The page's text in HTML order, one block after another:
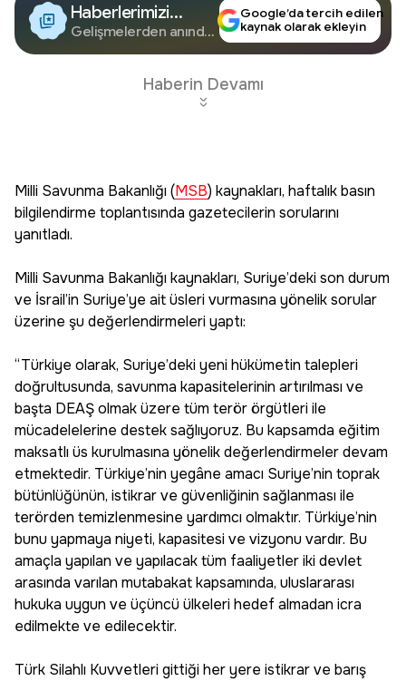
Haberlerimizi
Google'da Takip
Edin
Gelişmelerden anında
Google’da tercih edilen
kaynak olarak ekleyin
Haberin Devamı
Milli Savunma Bakanlığı (MSB) kaynakları, haftalık basın
bilgilendirme toplantısında gazetecilerin sorularını
yanıtladı.
Milli Savunma Bakanlığı kaynakları, Suriye’deki son durum
ve İsrail’in Suriye’ye ait üsleri vurmasına yönelik sorular
üzerine şu değerlendirmeleri yaptı:
“Türkiye olarak, Suriye’deki yeni hükümetin talepleri
doğrultusunda, savunma kapasitelerinin artırılması ve
başta DEAŞ olmak üzere tüm terör örgütleri ile
mücadelelerine destek sağlıyoruz. Bu kapsamda eğitim
maksatlı üs kurulmasına yönelik değerlendirmeler devam
etmektedir. Türkiye’nin yegâne amacı Suriye’nin toprak
bütünlüğünün, istikrar ve güvenliğinin sağlanması ile
terörden temizlenmesine yardımcı olmaktır. Türkiye’nin
bunu yapmaya niyeti, kapasitesi ve vizyonu vardır. Bu
amaçla yapılan ve yapılacak tüm faaliyetler iki devlet
arasında varılan mutabakat kapsamında, uluslararası
hukuka uygun ve üçüncü ülkeleri hedef almadan icra
edilmekte ve edilecektir.
Türk Silahlı Kuvvetleri gittiği her yere istikrar ve barış